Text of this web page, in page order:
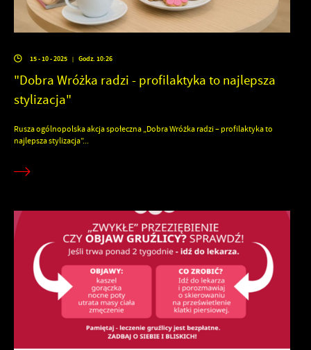
15 - 10 - 2025 | Godz. 10:26
"Dobra Wróżka radzi - profilaktyka to najlepsza
stylizacja"
Rusza ogólnopolska akcja społeczna „Dobra Wróżka radzi – profilaktyka to
najlepsza stylizacja”...